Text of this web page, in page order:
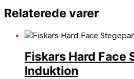
Relaterede varer
Fiskars Hard
Induktion